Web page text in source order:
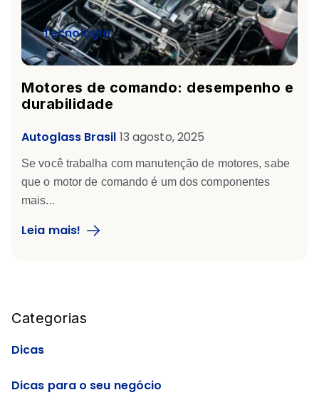
Tecnologia
Motores de comando: desempenho e
durabilidade
Autoglass Brasil 13 agosto, 2025
Se você trabalha com manutenção de motores, sabe
que o motor de comando é um dos componentes
mais...
Leia mais!
Blog Sidebar
Categorias
Dicas
Dicas para o seu negócio